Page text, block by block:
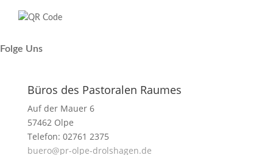
Folge Uns
Büros des Pastoralen Raumes
Auf der Mauer 6
57462 Olpe
Telefon: 02761 2375
buero@pr-olpe-drolshagen.de